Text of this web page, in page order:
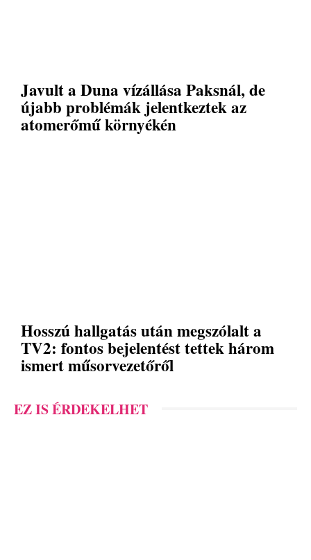
Javult a Duna vízállása Paksnál, de
újabb problémák jelentkeztek az
atomerőmű környékén
Hosszú hallgatás után megszólalt a
TV2: fontos bejelentést tettek három
ismert műsorvezetőről
EZ IS ÉRDEKELHET